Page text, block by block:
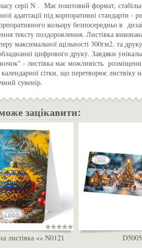
серії N . Має поштовий формат,
адаптації під корпоративні стандарти -
кольору безпосередньо в
тексту поздоровлення. Листівка
максимальної щільності 300гм2. та
цифрового друку. Завдяки
- листівка має можливість
сітки, що перетворює листвіку
сувенір.
зацікавити:
листівка «» N0121 D5005